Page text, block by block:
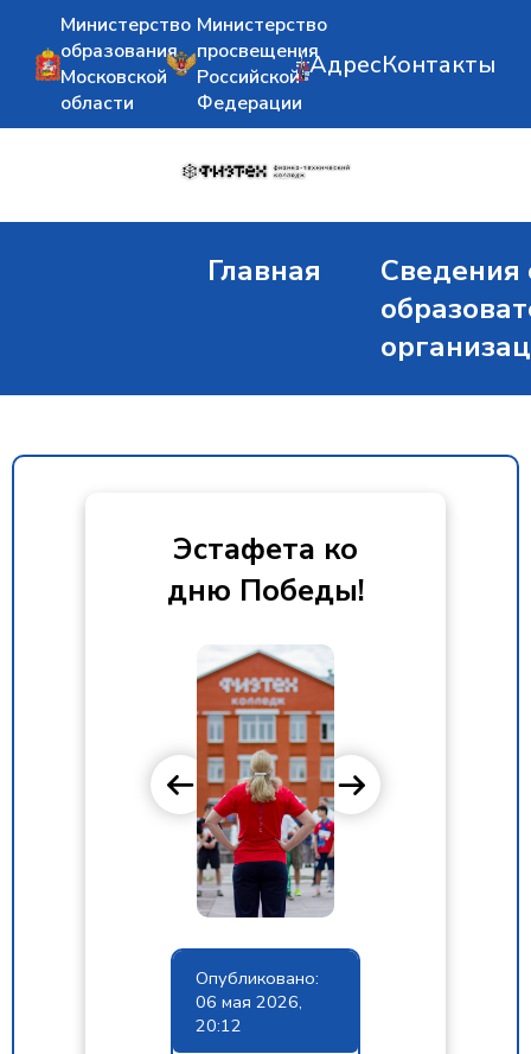
Министерство
образования
Московской
области
Министерство
просвещения
Российской
Федерации
АдресКонтакты
Главная
Сведения
Эстафета ко
дню Победы!
Опубликовано:
06 мая 2026,
20:12